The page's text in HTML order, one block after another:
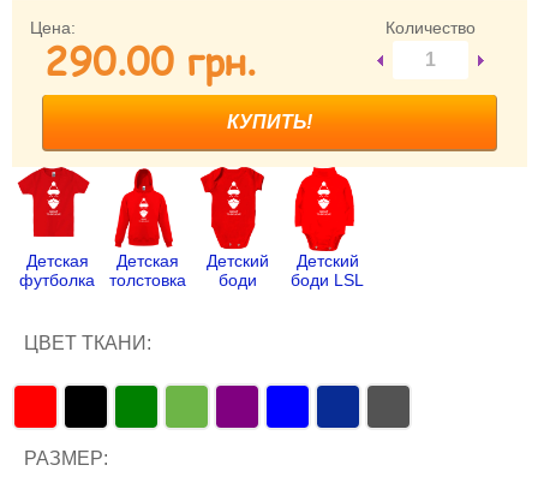
Забыли пароль?
Забыли имя пользователя (логин)?
Регистрация
Цена:
290.00 грн.
Количество
Детская
футболка
Детская
толстовка
Детский
боди
Детский
боди LSL
ЦВЕТ ТКАНИ:
РАЗМЕР: